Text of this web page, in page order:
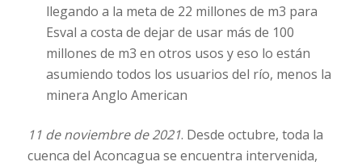
llegando a la meta de 22 millones de m3 para
Esval a costa de dejar de usar más de 100
millones de m3 en otros usos y eso lo están
asumiendo todos los usuarios del río, menos la
minera Anglo American
11 de noviembre de 2021. Desde octubre, toda la
cuenca del Aconcagua se encuentra intervenida,